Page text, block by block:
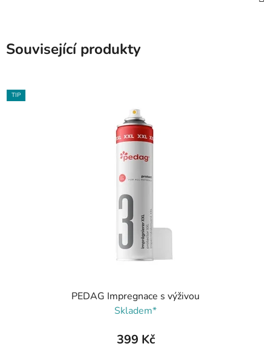
Související produkty
TIP
PEDAG Impregnace s výživou
Skladem*
399 Kč